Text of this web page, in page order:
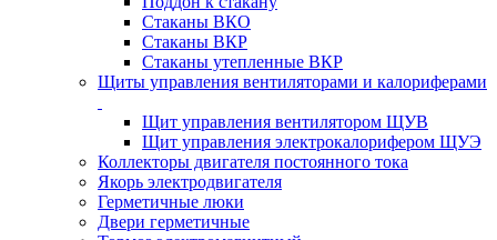
Стаканы ВКО
Стаканы ВКР
Стаканы утепленные ВКР
Щиты управления вентиляторами и калориферами
Щит управления вентилятором ЩУВ
Щит управления электрокалорифером ЩУЭ
Коллекторы двигателя постоянного тока
Якорь электродвигателя
Герметичные люки
Двери герметичные